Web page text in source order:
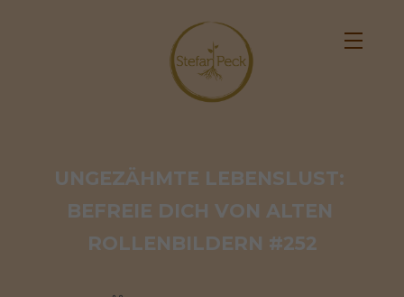
UNGEZÄHMTE LEBENSLUST:
BEFREIE DICH VON ALTEN
ROLLENBILDERN #252